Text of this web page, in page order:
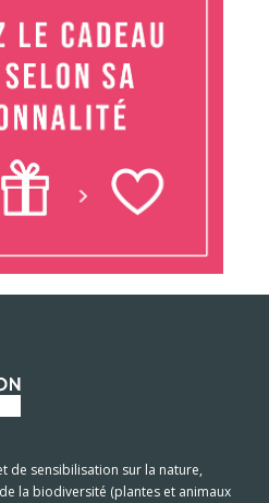
de sensibilisation sur la nature,
la biodiversité (plantes et animaux